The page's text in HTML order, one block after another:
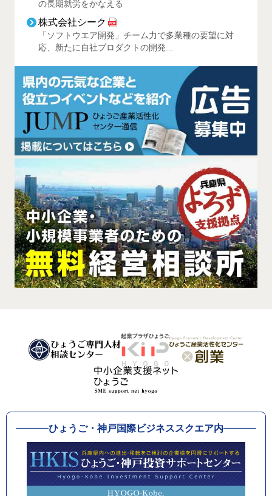
の長期就労をかなえる
株式会社シーク
「ソフトウエア開発」チーム力で多業種の要望に対
応、新たに自社プロダクトの開発...
ひょうご・神戸国際ビジネススクエア内